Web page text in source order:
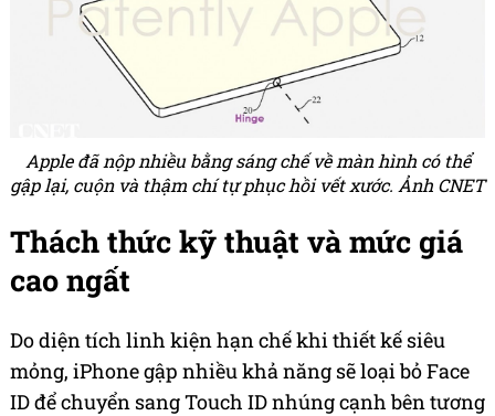
Apple đã nộp nhiều bằng sáng chế về màn hình có thể
gập lại, cuộn và thậm chí tự phục hồi vết xước. Ảnh CNET
Thách thức kỹ thuật và mức giá
cao ngất
Do diện tích linh kiện hạn chế khi thiết kế siêu
mỏng, iPhone gập nhiều khả năng sẽ loại bỏ Face
ID để chuyển sang Touch ID nhúng cạnh bên tương